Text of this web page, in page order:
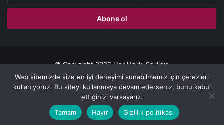
adresinizi
© Copyright 2026 Her Hakkı Saklıdır.
Gizlilik politikası
Facebook
X YouTubeInstagram
Web sitemizde size en iyi deneyimi sunabilmemiz için çerezleri
kullanıyoruz. Bu siteyi kullanmaya devam ederseniz, bunu kabul
ettiğinizi varsayarız.
Tamam
Hayır Gizlilik politikası